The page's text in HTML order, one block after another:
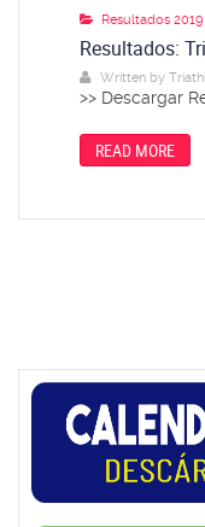
Resultados 2019
Resultados:
Written by
>> Descargar
READ MORE